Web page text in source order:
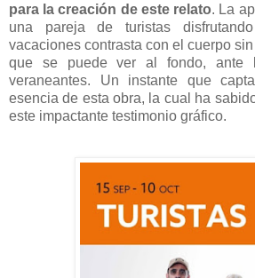
para la creación de este relato. La
una pareja de turistas
vacaciones contrasta con el cuerpo
que se puede ver al fondo, ante
veraneantes. Un instante que
esencia de esta obra, la cual ha
este impactante testimonio gráfico.